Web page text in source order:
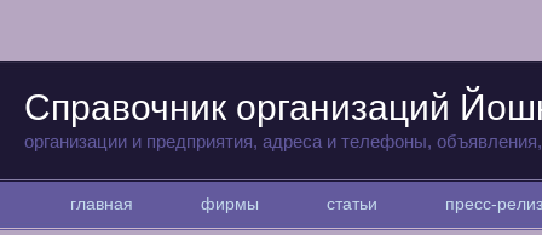
Справочник организаций
организации и предприятия, адреса и телефоны,
главная фирмы статьи пресс-